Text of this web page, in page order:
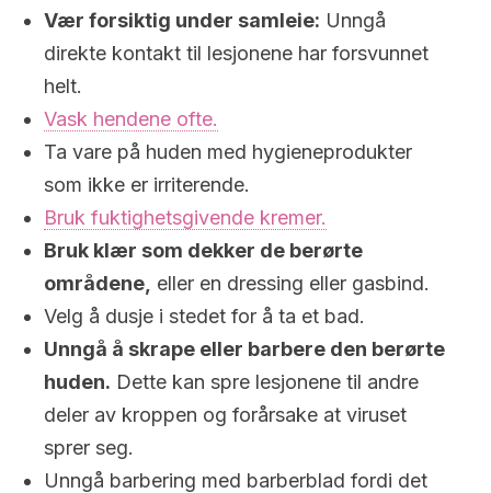
Vær forsiktig under samleie: Unngå
direkte kontakt til lesjonene har forsvunnet
helt.
Vask hendene ofte.
Ta vare på huden med hygieneprodukter
som ikke er irriterende.
Bruk fuktighetsgivende kremer.
Bruk klær som dekker de berørte
områdene, eller en dressing eller gasbind.
Velg å dusje i stedet for å ta et bad.
Unngå å skrape eller barbere den berørte
huden. Dette kan spre lesjonene til andre
deler av kroppen og forårsake at viruset
sprer seg.
Unngå barbering med barberblad fordi det